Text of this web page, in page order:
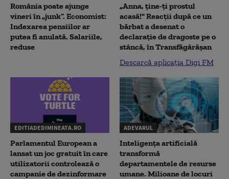
România poate ajunge
vineri în „junk”. Economist:
Indexarea pensiilor ar
putea fi anulată. Salariile,
reduse
„Anna, ţine-ţi prostul
acasă!" Reacţii după ce un
bărbat a desenat o
declaraţie de dragoste pe o
stâncă, în Transfăgărăşan
Descarcă aplicația Digi FM
EDITIADEDIMINEATA.RO
Parlamentul European a
lansat un joc gratuit în care
utilizatorii controlează o
campanie de dezinformare
ADEVARUL
Inteligența artificială
transformă
departamentele de resurse
umane. Milioane de locuri